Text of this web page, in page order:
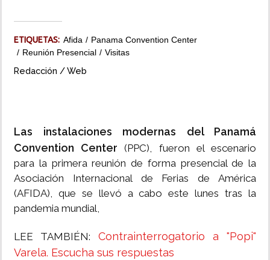
ETIQUETAS: Afida
Panama Convention Center
Reunión Presencial
Visitas
Redacción / Web
Las instalaciones modernas del Panamá
Convention Center(PPC), fueron el escenario
para la primera reunión de forma presencial de la
Asociación Internacional de Ferias de América
(AFIDA), que se llevó a cabo este lunes tras la
pandemia mundial,
LEE TAMBIÉN: Contrainterrogatorio a "Popi"
Varela. Escucha sus respuestas